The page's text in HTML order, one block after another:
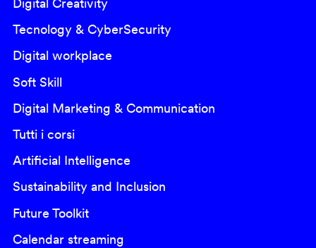
Tecnology & CyberSecurity
Digital workplace
Soft Skill
Digital Marketing & Communication
Tutti i corsi
Artificial Intelligence
Sustainability and Inclusion
Future Toolkit
Calendar streaming